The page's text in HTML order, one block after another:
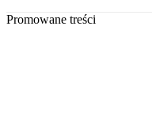
Promowane treści